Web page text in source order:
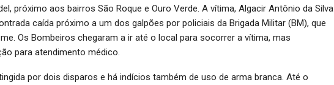
próximo aos bairros São Roque e Ouro Verde. A vítima, Algacir Antônio da Silva
caída próximo a um dos galpões por policiais da Brigada Militar (BM), que
Os Bombeiros chegaram a ir até o local para socorrer a vítima, mas
para atendimento médico.
por dois disparos e há indícios também de uso de arma branca. Até o